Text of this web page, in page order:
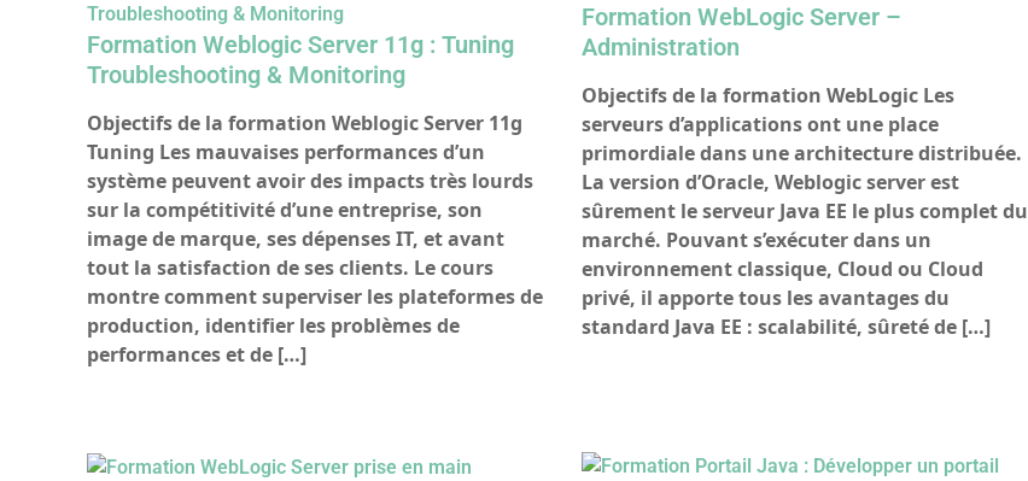
Formation Weblogic Server 11g : Tuning
Troubleshooting & Monitoring
Objectifs de la formation Weblogic Server 11g
Tuning Les mauvaises performances d’un
système peuvent avoir des impacts très lourds
sur la compétitivité d’une entreprise, son
image de marque, ses dépenses IT, et avant
tout la satisfaction de ses clients. Le cours
montre comment superviser les plateformes de
production, identifier les problèmes de
performances et de […]
Formation WebLogic Server –
Administration
Objectifs de la formation WebLogic Les
serveurs d’applications ont une place
primordiale dans une architecture distribuée.
La version d’Oracle, Weblogic server est
sûrement le serveur Java EE le plus complet du
marché. Pouvant s’exécuter dans un
environnement classique, Cloud ou Cloud
privé, il apporte tous les avantages du
standard Java EE : scalabilité, sûreté de […]